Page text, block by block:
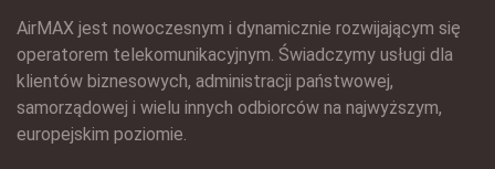
AirMAX jest nowoczesnym i dynamicznie rozwijającym się
operatorem telekomunikacyjnym. Świadczymy usługi dla
klientów biznesowych, administracji państwowej,
samorządowej i wielu innych odbiorców na najwyższym,
europejskim poziomie.